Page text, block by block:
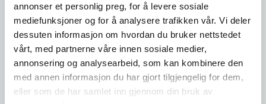
annonser et personlig preg, for å levere sosiale
mediefunksjoner og for å analysere trafikken vår. Vi deler
dessuten informasjon om hvordan du bruker nettstedet
vårt, med partnerne våre innen sosiale medier,
annonsering og analysearbeid, som kan kombinere den
med annen informasjon du har gjort tilgjengelig for dem,
eller som de har samlet inn gjennom din bruk av
97790723
Er dette din bedriftsprofil?
Klikk her for å be om redigeringstilgang